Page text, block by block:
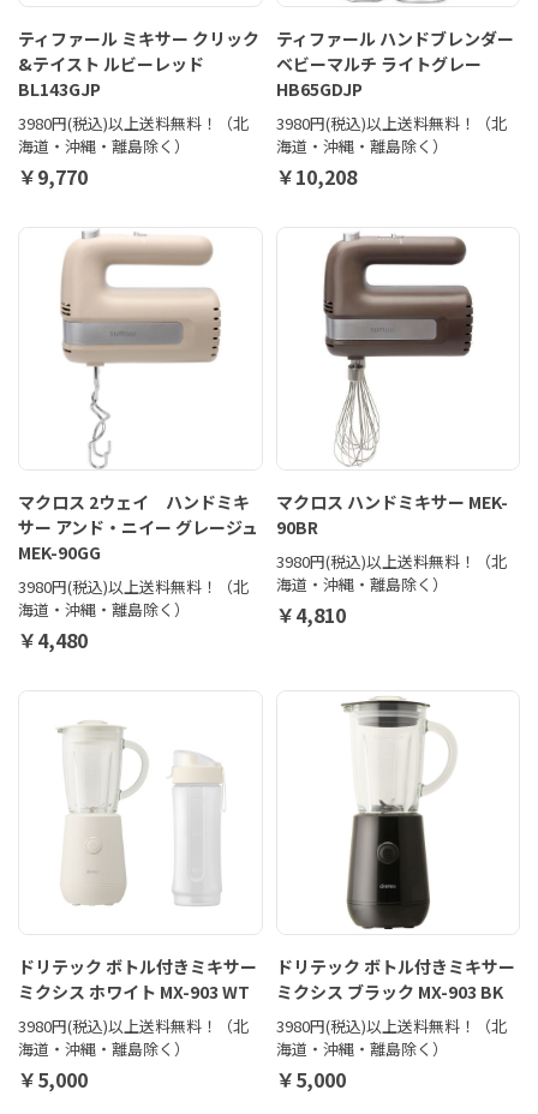
ティファール ミキサー クリック
&テイスト ルビーレッド
BL143GJP
3980円(税込)以上送料無料！（北
海道・沖縄・離島除く）
￥9,770
ティファール ハンドブレンダー
ベビーマルチ ライトグレー
HB65GDJP
3980円(税込)以上送料無料！（北
海道・沖縄・離島除く）
￥10,208
マクロス 2ウェイ ハンドミキ
サー アンド・ニイー グレージュ
MEK-90GG
3980円(税込)以上送料無料！（北
海道・沖縄・離島除く）
￥4,480
マクロス ハンドミキサー MEK-
90BR
3980円(税込)以上送料無料！（北
海道・沖縄・離島除く）
￥4,810
ドリテック ボトル付きミキサー
ミクシス ホワイト MX-903 WT
3980円(税込)以上送料無料！（北
海道・沖縄・離島除く）
￥5,000
ドリテック ボトル付きミキサー
ミクシス ブラック MX-903 BK
3980円(税込)以上送料無料！（北
海道・沖縄・離島除く）
￥5,000